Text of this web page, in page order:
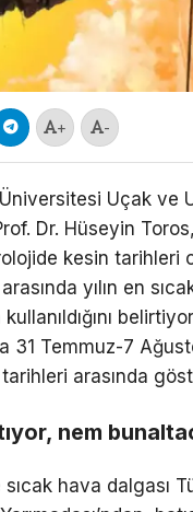
+ -
Uçak ve
Dr. Hüseyin
kesin tarihleri
arasında yılın en
31 Temmuz-7
arasında
nem
hava dalgası